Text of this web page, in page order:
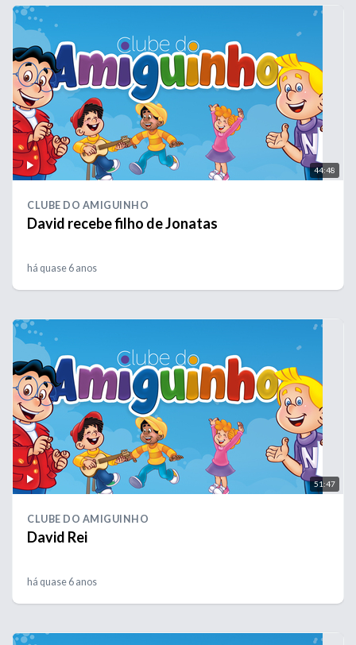
44:48
CLUBE DO AMIGUINHO
David recebe filho de Jonatas
há quase 6 anos
51:47
CLUBE DO AMIGUINHO
David Rei
há quase 6 anos